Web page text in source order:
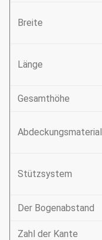
Breite
Länge
Gesamthöhe
Abdeckungsmaterial
Stützsystem
Der Bogenabstand
Zahl der Kante